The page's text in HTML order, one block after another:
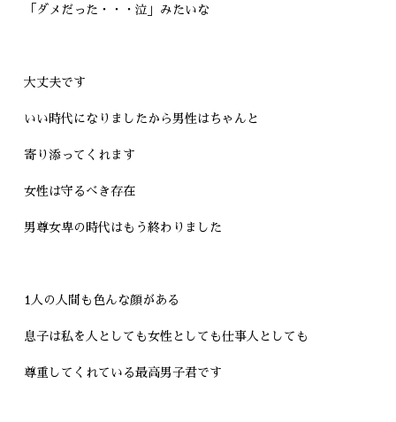
「ダメだった・・・泣」みたいな
大丈夫です
いい時代になりましたから男性はちゃんと
寄り添ってくれます
女性は守るべき存在
男尊女卑の時代はもう終わりました
1人の人間も色んな顔がある
息子は私を人としても女性としても仕事人としても
尊重してくれている最高男子君です